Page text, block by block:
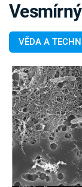
Témata
Témata
Pořady
TV Program
Časopis
VĚDA A